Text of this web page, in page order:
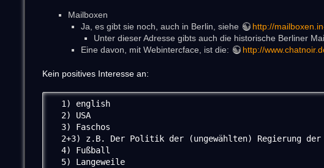
Mailboxen
Ja, es gibt sie noch, auch in Berlin, siehe
http://
Unter dieser Adresse gibts auch die historische Berliner
Eine davon, mit Webintercface, ist die:
http://
Kein positives Interesse an:
  1) english
  2) USA
  3) Faschos
2+3) z.B. Der Politik der (ungewählten) Regierung der
  4) Fußball
  5) Langeweile